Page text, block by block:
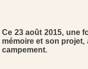
Ce 23 août 2015, une
mémoire et son
campement.